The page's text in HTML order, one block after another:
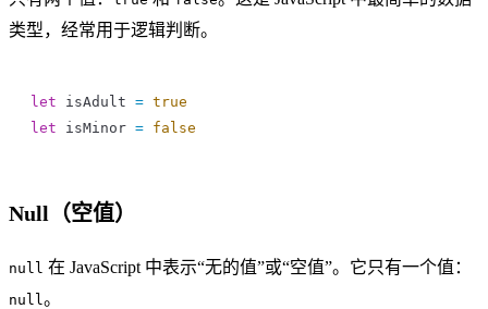
类型，经常用于逻辑判断。
let isAdult = true
let isMinor = false
Null（空值）
null 在 JavaScript 中表示“无的值”或“空值”。它只有一个值：
null 。